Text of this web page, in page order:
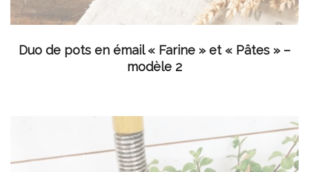
LIRE LA SUITE
Duo de pots en émail « Farine » et « Pâtes » –
modèle 2